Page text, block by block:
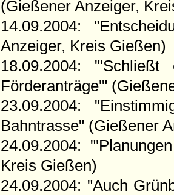
(Gießener Anzeiger,
14.09.2004:
Anzeiger, Kreis Gießen)
18.09.2004:
Förderanträge'"
23.09.2004:
Bahntrasse" (Gießener
24.09.2004:
Kreis Gießen)
24.09.2004: "Auch